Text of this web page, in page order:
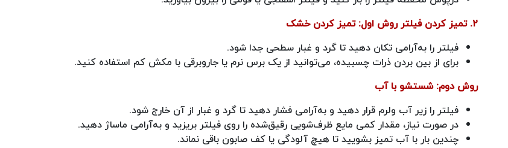
۲. تمیز کردن فیلتر
روش اول: تمیز کردن خشک
فیلتر را به‌آرامی تکان دهید تا گرد و غبار سطحی جدا شود.
برای از بین بردن ذرات چسبیده، می‌توانید از یک برس نرم یا جاروبرقی با مکش کم استفاده کنید.
روش دوم: شستشو با آب
فیلتر را زیر آب ولرم قرار دهید و به‌آرامی فشار دهید تا گرد و غبار از آن خارج شود.
در صورت نیاز، مقدار کمی مایع ظرف‌شویی رقیق‌شده را روی فیلتر بریزید و به‌آرامی ماساژ دهید.
چندین بار با آب تمیز بشویید تا هیچ آلودگی یا کف صابون باقی نماند.